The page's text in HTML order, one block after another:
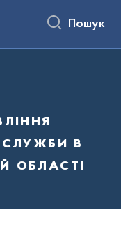
Пошук
в
області